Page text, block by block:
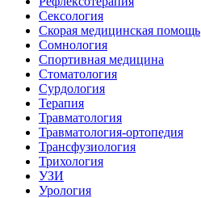
Сексология
Скорая медицинская помощь
Сомнология
Спортивная медицина
Стоматология
Сурдология
Терапия
Травматология
Травматология-ортопедия
Трансфузиология
Трихология
УЗИ
Урология